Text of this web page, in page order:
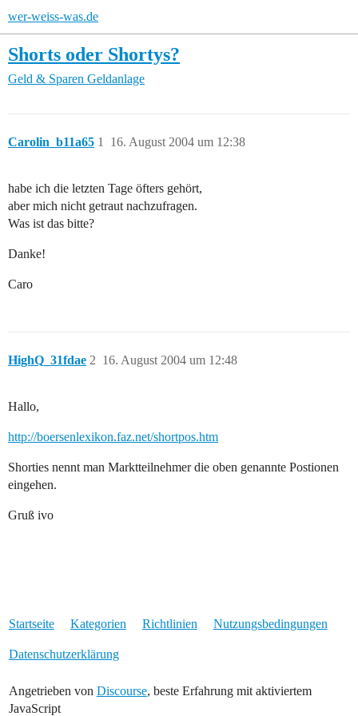
wer-weiss-was.de
Shorts oder Shortys?
Geld & Sparen Geldanlage
Carolin_b11a65 16. August 2004 um 12:38
1
habe ich die letzten Tage öfters gehört,
aber mich nicht getraut nachzufragen.
Was ist das bitte?
Danke!
Caro
HighQ_31fdae 16. August 2004 um 12:48
2
Hallo,
http://boersenlexikon.faz.net/shortpos.htm
Shorties nennt man Marktteilnehmer die oben genannte Postionen
eingehen.
Gruß ivo
Startseite Kategorien Richtlinien Nutzungsbedingungen
Datenschutzerklärung
Angetrieben von Discourse, beste Erfahrung mit aktiviertem
JavaScript